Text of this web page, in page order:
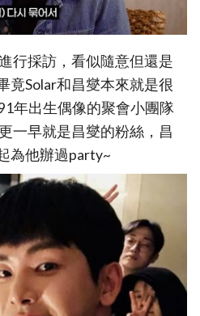
行採訪，看似隨意但還是
竟Solar和昌燮本來就是很
年出生偶像的聚會小團隊
一早就是昌燮的粉絲，昌
為他辦過party~